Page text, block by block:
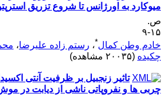
به اورژانس تا شروع تزریق
۹
وطن کمال* ،رستم زاده علیرضا،
(۲۰۰۳۵ مشاهده)
تاثیر زنجبیل بر ظرفیت آنتی
ها و نفروپاتی ناشی از دیابت در